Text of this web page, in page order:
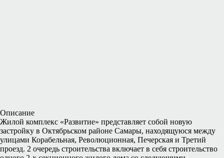
Описание
Жилой комплекс «Развитие» представляет собой новую
застройку в Октябрьском районе Самары, находящуюся между
улицами Корабельная, Революционная, Печерская и Третий
проезд. 2 очередь строительства включает в себя строительство